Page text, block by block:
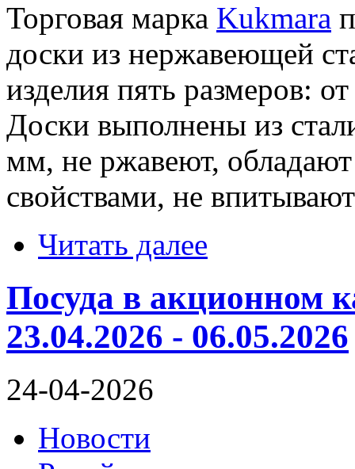
Торговая марка Kukmara
доски из нержавеющей
изделия пять размеров:
Доски выполнены из
мм, не ржавеют,
свойствами, не
Читать далее
Посуда в акционном
23.04.2026 - 06.05.2026
24-04-2026
Новости